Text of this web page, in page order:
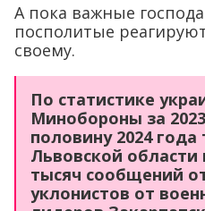
А пока важные
посполитые
своему.
По статистике
Минобороны за
половину 2024 года
Львовской области
тысяч сообщений
уклонистов от